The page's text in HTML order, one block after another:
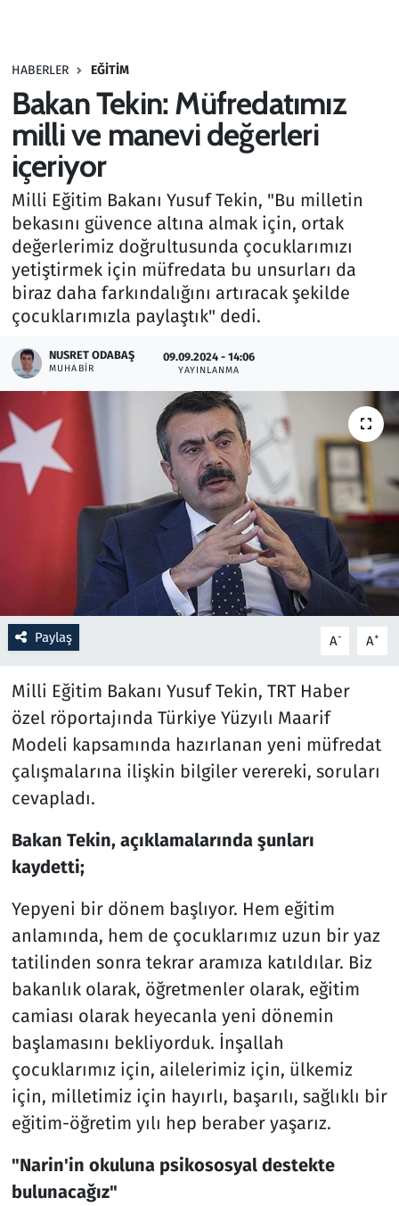
HABERLER EĞITIM
Bakan Tekin: Müfredatımız
milli ve manevi değerleri
içeriyor
Milli Eğitim Bakanı Yusuf Tekin, "Bu milletin
bekasını güvence altına almak için, ortak
değerlerimiz doğrultusunda çocuklarımızı
yetiştirmek için müfredata bu unsurları da
biraz daha farkındalığını artıracak şekilde
çocuklarımızla paylaştık" dedi.
NUSRET ODABAŞ
MUHABIR
09.09.2024 - 14:06
YAYINLANMA
Paylaş A- A+
Milli Eğitim Bakanı Yusuf Tekin, TRT Haber
özel röportajında Türkiye Yüzyılı Maarif
Modeli kapsamında hazırlanan yeni müfredat
çalışmalarına ilişkin bilgiler verereki, soruları
cevapladı.
Bakan Tekin, açıklamalarında şunları
kaydetti;
Yepyeni bir dönem başlıyor. Hem eğitim
anlamında, hem de çocuklarımız uzun bir yaz
tatilinden sonra tekrar aramıza katıldılar. Biz
bakanlık olarak, öğretmenler olarak, eğitim
camiası olarak heyecanla yeni dönemin
başlamasını bekliyorduk. İnşallah
çocuklarımız için, ailelerimiz için, ülkemiz
için, milletimiz için hayırlı, başarılı, sağlıklı bir
eğitim-öğretim yılı hep beraber yaşarız.
"Narin'in okuluna psikososyal destekte
bulunacağız"
Haber
Kültür Sanat
Kurumsal Haberler
Lezzet Durağı
Memur ve Kamu
Otomobil
Oyun
Ramazan
Resmi İlanlar
Rüya Tabirleri
Sağlık
Savunma Sanayi
Seçim 2023
Teknoloji ve Bilim
Televizyon